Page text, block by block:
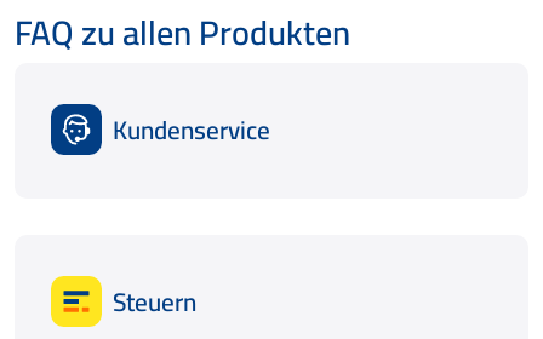
FAQ zu allen Produkten
Kundenservice
Steuern